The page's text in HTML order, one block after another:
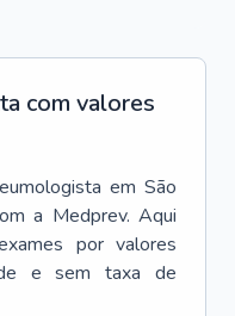
com valores
em São
a Medprev. Aqui
por valores
e sem taxa de